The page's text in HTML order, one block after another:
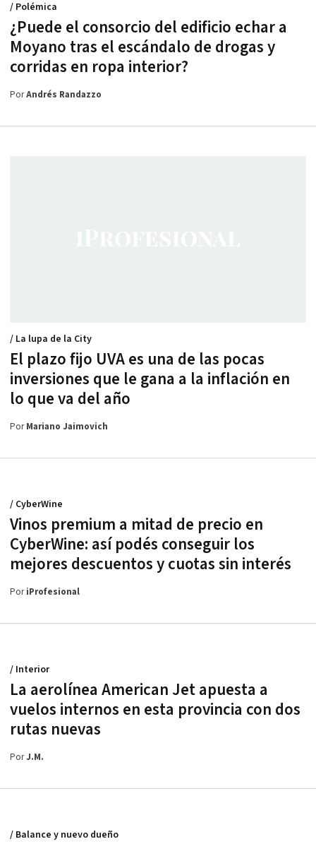
¿Puede el consorcio del edificio echar a
Moyano tras el escándalo de drogas y
corridas en ropa interior?
/ Polémica
PorAndrés Randazzo
El plazo fijo UVA es una de las pocas
inversiones que le gana a la inflación en
lo que va del año
/ La lupa de la City
PorMariano Jaimovich
Vinos premium a mitad de precio en
CyberWine: así podés conseguir los
mejores descuentos y cuotas sin interés
/ CyberWine
PoriProfesional
La aerolínea American Jet apuesta a
vuelos internos en esta provincia con dos
rutas nuevas
/ Interior
PorJ.M.
/ Balance y nuevo dueño